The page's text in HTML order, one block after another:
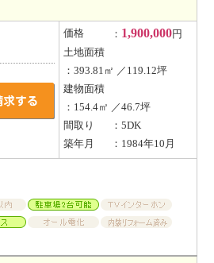
価格 ： 1,900,000円
土地面積
：393.81㎡ ／119.12坪
建物面積
：154.4㎡ ／46.7坪
間取り
：5DK
築年月
：1984年10月